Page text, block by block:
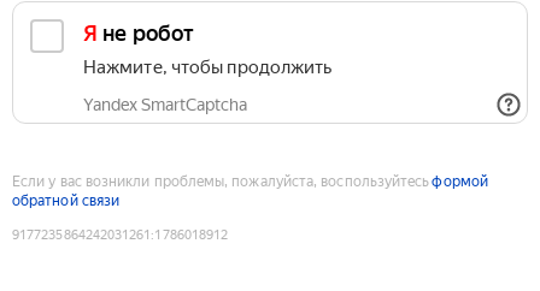
Я не робот
Нажмите, чтобы продолжить
Yandex SmartCaptcha
Если у вас возникли проблемы, пожалуйста, воспользуйтесьформой
обратной связи
9177235864242031261 :1786018912